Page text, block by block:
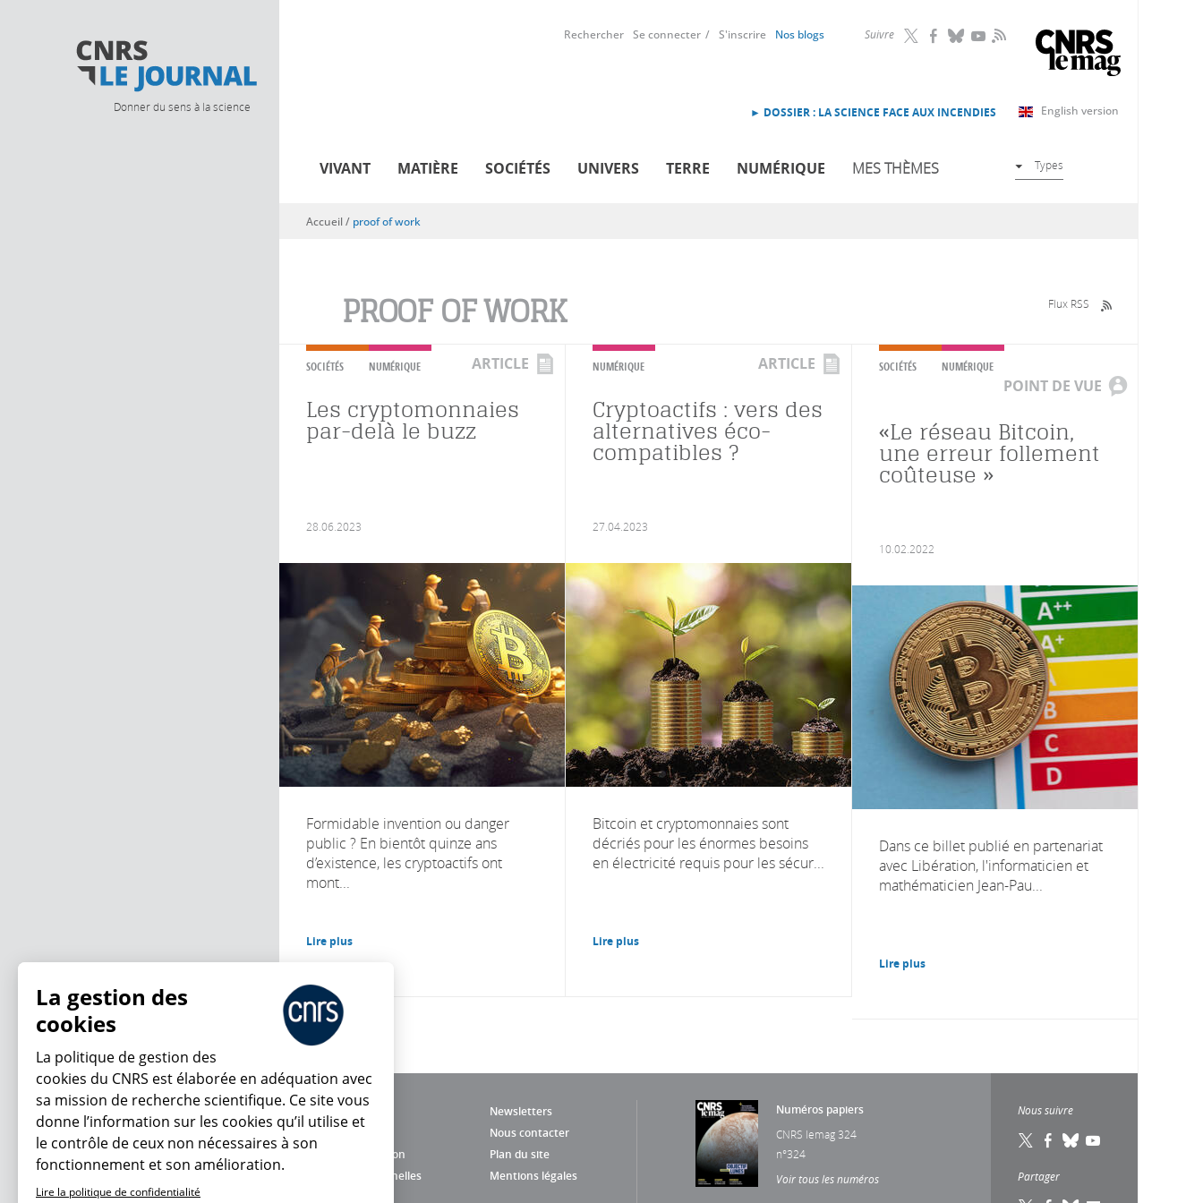
Donner du sens à la science
Suivre RSS
Rechercher Se connecter S'inscrire Nos blogs
English version
► DOSSIER : LA SCIENCE FACE AUX INCENDIES
VIVANT MATIÈRE SOCIÉTÉS UNIVERS TERRE NUMÉRIQUE MES THÈMES Types
Vous êtes ici
Accueil/ proof of work
PROOF OF WORK Flux RSS
SOCIÉTÉS NUMÉRIQUE ARTICLE
Les cryptomonnaies
par-delà le buzz
28.06.2023
Formidable invention ou danger
public ? En bientôt quinze ans
d’existence, les cryptoactifs ont
mont...
Lire plus
NUMÉRIQUE ARTICLE
Cryptoactifs : vers des
alternatives éco-
compatibles ?
27.04.2023
Bitcoin et cryptomonnaies sont
décriés pour les énormes besoins
en électricité requis pour les sécur...
Lire plus
SOCIÉTÉS NUMÉRIQUE
POINT DE VUE
«Le réseau Bitcoin,
une erreur follement
coûteuse »
10.02.2022
Dans ce billet publié en partenariat
avec Libération, l'informaticien et
mathématicien Jean-Pau...
Lire plus
Newsletters
Nous contacter
Charte d'utilisation
Plan du site
Données personnelles
Mentions légales
Numéros papiers
CNRS lemag 324
n°324
Voir tous les numéros
Nous suivre
Partager
En ce moment
La gestion des
cookies
La politique de gestion des
cookies du CNRS est élaborée en adéquation avec
sa mission de recherche scientifique. Ce site vous
donne l’information sur les cookies qu’il utilise et
le contrôle de ceux non nécessaires à son
fonctionnement et son amélioration.
Lire la politique de confidentialité